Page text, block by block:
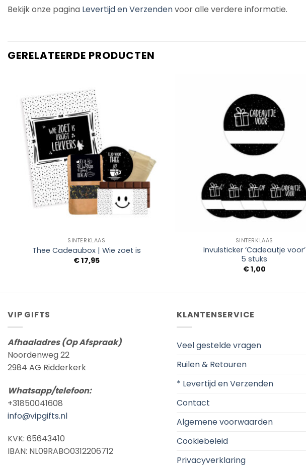
Bekijk onze pagina Levertijd en Verzendenvoor alle verdere informatie.
GERELATEERDE PRODUCTEN
SINTERKLAAS
Thee Cadeaubox | Wie zoet is
€17,95
SINTERKLAAS
Invulsticker ‘Cadeautje voor’
5 stuks
€1,00
VIP GIFTS
Afhaaladres (Op Afspraak)
Noordenweg 22
2984 AG Ridderkerk
Whatsapp/telefoon:
+31850041608
info@vipgifts.nl
KVK: 65643410
IBAN: NL09RABO0312206712
KLANTENSERVICE
Veel gestelde vragen
Ruilen & Retouren
* Levertijd en Verzenden
Contact
Algemene voorwaarden
Cookiebeleid
Privacyverklaring